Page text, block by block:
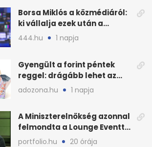
Borsa Miklós a közmédiáról:
ki vállalja ezek után a
munkát?
444.hu 1 napja
Gyengült a forint péntek
reggel: drágább lehet az
euró és a dollár
adozona.hu 1 napja
A Miniszterelnökség azonnal
felmondta a Lounge Eventtel
kötött szerződést
portfolio.hu 20 órája